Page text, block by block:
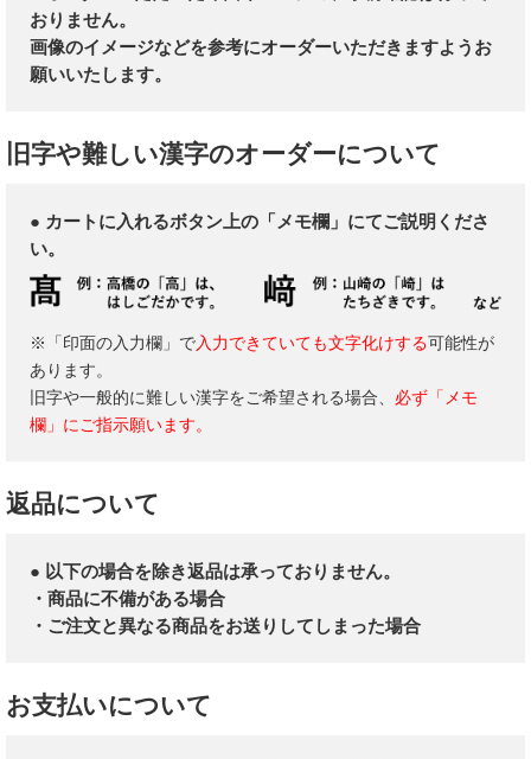
おりません。
画像のイメージなどを参考にオーダーいただきますようお
願いいたします。
旧字や難しい漢字のオーダーについて
● カートに入れるボタン上の「メモ欄」にてご説明くださ
い。
※「印面の入力欄」で入力できていても文字化けする可能性が
あります。
旧字や一般的に難しい漢字をご希望される場合、 必ず「メモ
欄」にご指示願います。
返品について
● 以下の場合を除き返品は承っておりません。
・商品に不備がある場合
・ご注文と異なる商品をお送りしてしまった場合
お支払いについて